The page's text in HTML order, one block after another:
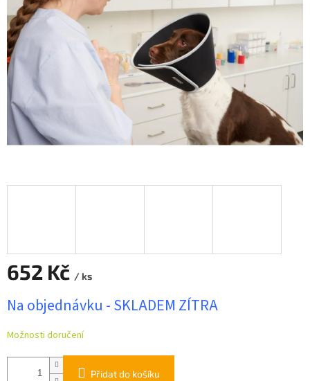
hvězdiček.
652 Kč / ks
cena:
Na objednávku - SKLADEM ZÍTRA
Možnosti doručení
Přidat do košíku